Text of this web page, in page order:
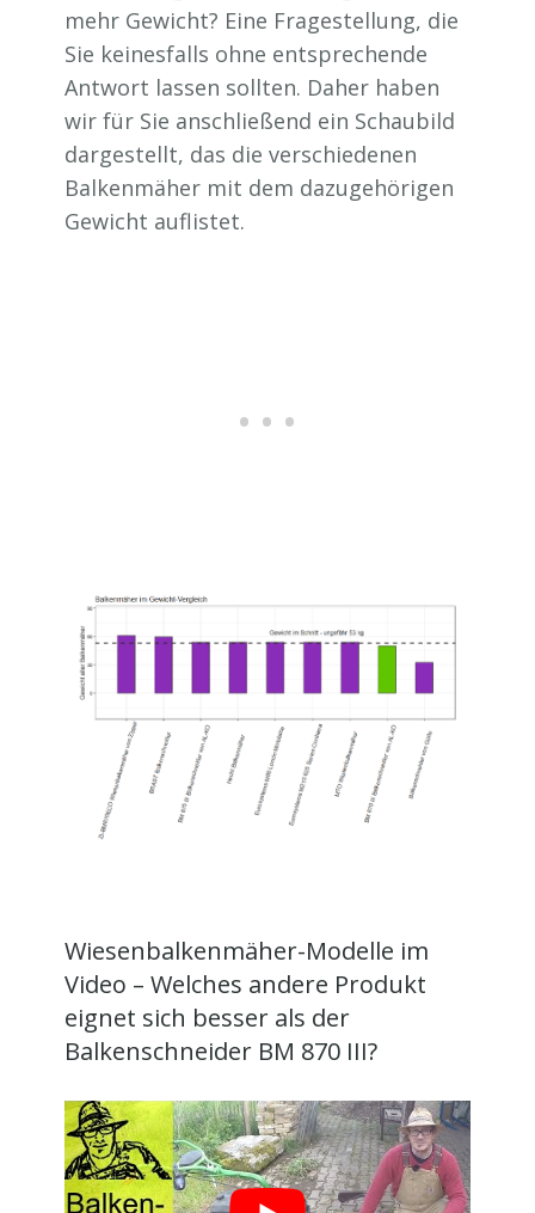
mehr Gewicht? Eine Fragestellung, die
Sie keinesfalls ohne entsprechende
Antwort lassen sollten. Daher haben
wir für Sie anschließend ein Schaubild
dargestellt, das die verschiedenen
Balkenmäher mit dem dazugehörigen
Gewicht auflistet.
Wiesenbalkenmäher-Modelle im
Video – Welches andere Produkt
eignet sich besser als der
Balkenschneider BM 870 III?